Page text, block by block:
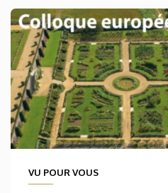
VU POUR VOUS